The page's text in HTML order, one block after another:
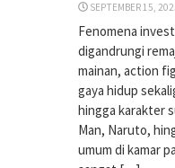
SEPTEMBER 15,
Fenomena
digandrungi
mainan, action
gaya hidup
hingga karakter
Man, Naruto,
umum di kamar